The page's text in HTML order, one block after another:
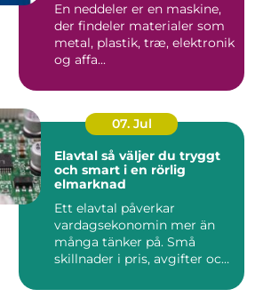
En neddeler er en maskine,
der findeler materialer som
metal, plastik, træ, elektronik
og affa...
07. Jul
Elavtal så väljer du tryggt
och smart i en rörlig
elmarknad
Ett elavtal påverkar
vardagsekonomin mer än
många tänker på. Små
skillnader i pris, avgifter och